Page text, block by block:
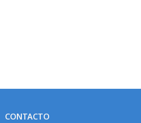
CONTACTO